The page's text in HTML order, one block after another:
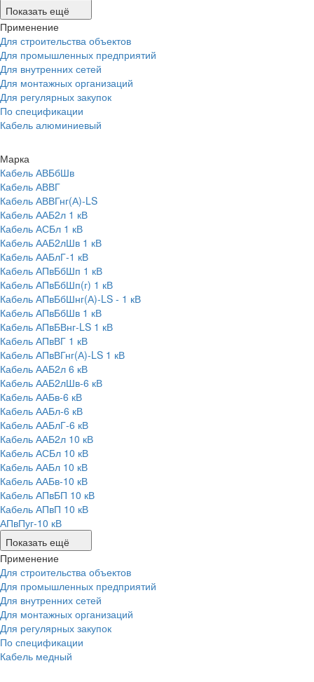
Показать ещё
Применение
Для строительства объектов
Для промышленных предприятий
Для внутренних сетей
Для монтажных организаций
Для регулярных закупок
По спецификации
Кабель алюминиевый
Марка
Кабель АВБбШв
Кабель АВВГ
Кабель АВВГнг(А)-LS
Кабель ААБ2л 1 кВ
Кабель АСБл 1 кВ
Кабель ААБ2лШв 1 кВ
Кабель ААБлГ-1 кВ
Кабель АПвБбШп 1 кВ
Кабель АПвБбШп(г) 1 кВ
Кабель АПвБбШнг(А)-LS - 1 кВ
Кабель АПвБбШв 1 кВ
Кабель АПвБВнг-LS 1 кВ
Кабель АПвВГ 1 кВ
Кабель АПвВГнг(А)-LS 1 кВ
Кабель ААБ2л 6 кВ
Кабель ААБ2лШв-6 кВ
Кабель ААБв-6 кВ
Кабель ААБл-6 кВ
Кабель ААБлГ-6 кВ
Кабель ААБ2л 10 кВ
Кабель АСБл 10 кВ
Кабель ААБл 10 кВ
Кабель ААБв-10 кВ
Кабель АПвБП 10 кВ
Кабель АПвП 10 кВ
АПвПуг-10 кВ
Показать ещё
Применение
Для строительства объектов
Для промышленных предприятий
Для внутренних сетей
Для монтажных организаций
Для регулярных закупок
По спецификации
Кабель медный